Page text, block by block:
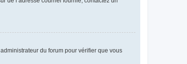
du forum pour vérifier que vous